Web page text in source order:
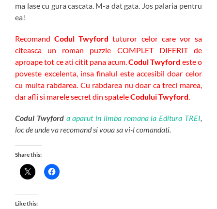
ma lase cu gura cascata. M-a dat gata. Jos palaria pentru
ea!
RecomandCodul Twyford tuturor celor care vor sa
citeasca un roman puzzle COMPLET DIFERIT de
aproape tot ce ati citit pana acum.Codul Twyford este o
poveste excelenta, insa finalul este accesibil doar celor
cu multa rabdarea. Cu rabdarea nu doar ca treci marea,
dar afli si marele secret din spateleCodului Twyford.
Codul Twyford a aparut in limba romana la Editura TREI,
loc de unde va recomand si voua sa vi-l comandati.
Share this:
Like this: